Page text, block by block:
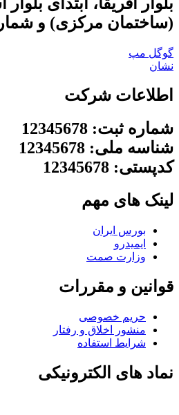
(ساختمان مرکزی) و شماره 7 (امور
گوگل مپ
نشان
اطلاعات شرکت
شماره ثبت: 12345678
شناسه ملی: 12345678
کدپستی: 12345678
لینک های مهم
بورس ایران
ایمیدرو
وزارت صمت
قوانین و مقررات
حریم خصوصی
منشور اخلاق و رفتار
شرایط استفاده
نماد های الکترونیکی